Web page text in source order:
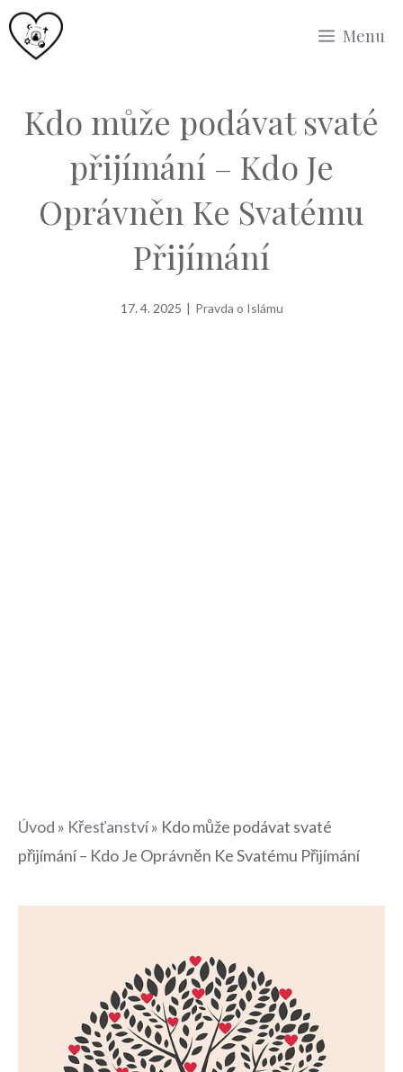
Přeskočit
na
Menu
Kdo může podávat svaté
přijímání – Kdo Je
Oprávněn Ke Svatému
Přijímání
17. 4. 2025 | Pravda o Islámu
Úvod » Křesťanství» Kdo může podávat svaté
přijímání – Kdo Je Oprávněn Ke Svatému Přijímání